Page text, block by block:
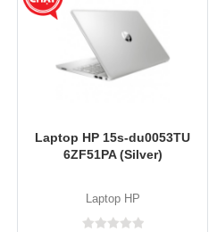
Laptop HP 15s-du0053TU
6ZF51PA (Silver)
Laptop HP